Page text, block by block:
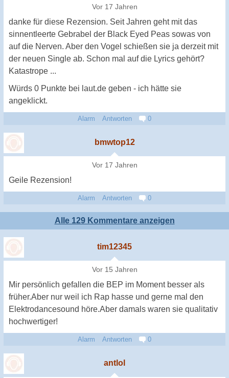
Vor 17 Jahren
danke für diese Rezension. Seit Jahren geht mit das
sinnentleerte Gebrabel der Black Eyed Peas sowas von
auf die Nerven. Aber den Vogel schießen sie ja derzeit mit
der neuen Single ab. Schon mal auf die Lyrics gehört?
Katastrope ...
Würds 0 Punkte bei laut.de geben - ich hätte sie
angeklickt.
Alarm Antworten 0
bmwtop12
Vor 17 Jahren
Geile Rezension!
Alarm Antworten 0
Alle 129 Kommentare anzeigen
tim12345
Vor 15 Jahren
Mir persönlich gefallen die BEP im Moment besser als
früher.Aber nur weil ich Rap hasse und gerne mal den
Elektrodancesound höre.Aber damals waren sie qualitativ
hochwertiger!
Alarm Antworten 0
antlol